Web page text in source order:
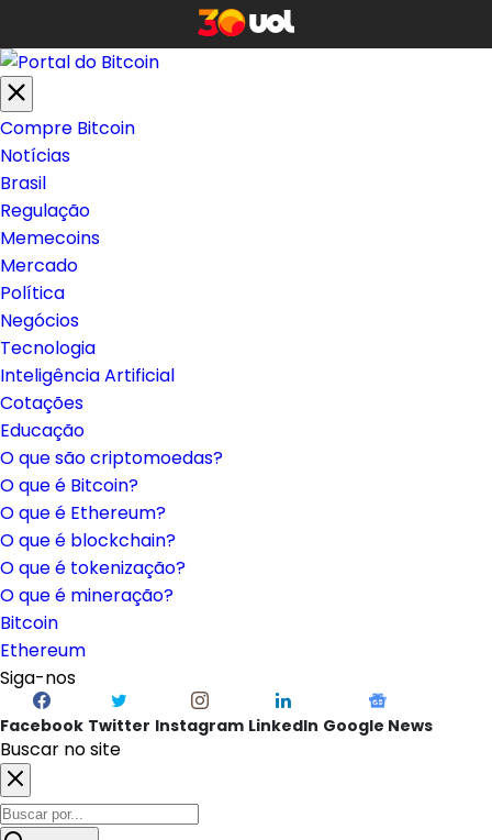
Compre Bitcoin
Notícias
Brasil
Regulação
Memecoins
Mercado
Política
Negócios
Tecnologia
Inteligência Artificial
Cotações
Educação
O que são criptomoedas?
O que é Bitcoin?
O que é Ethereum?
O que é blockchain?
O que é tokenização?
O que é mineração?
Bitcoin
Ethereum
Siga-nos
Facebook Twitter Instagram LinkedIn Google News
Buscar no site